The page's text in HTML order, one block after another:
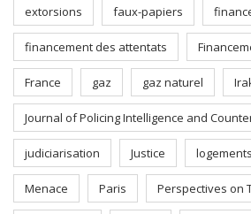
extorsions faux-papiers
financement des attentats
France gaz gaz naturel
Journal of Policing Intelligence and
judiciarisation Justice
Menace Paris Perspectives on